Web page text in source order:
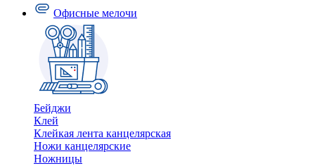
Офисные мелочи
Бейджи
Клей
Клейкая лента канцелярская
Ножи канцелярские
Ножницы